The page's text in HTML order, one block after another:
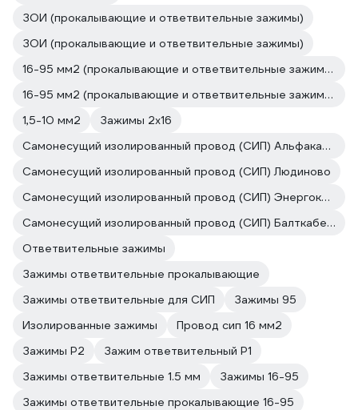
ЗОИ (прокалывающие и ответвительные зажимы)
ЗОИ (прокалывающие и ответвительные зажимы)
16-95 мм2 (прокалывающие и ответвительные зажимы)
16-95 мм2 (прокалывающие и ответвительные зажимы)
1,5-10 мм2
Зажимы 2х16
Самонесущий изолированный провод (СИП) Альфакабель
Самонесущий изолированный провод (СИП) Людиново
Самонесущий изолированный провод (СИП) Энергокомплект
Самонесущий изолированный провод (СИП) Балткабель
Ответвительные зажимы
Зажимы ответвительные прокалывающие
Зажимы ответвительные для СИП
Зажимы 95
Изолированные зажимы
Провод сип 16 мм2
Зажимы P2
Зажим ответвительный P1
Зажимы ответвительные 1.5 мм
Зажимы 16-95
Зажимы ответвительные прокалывающие 16-95